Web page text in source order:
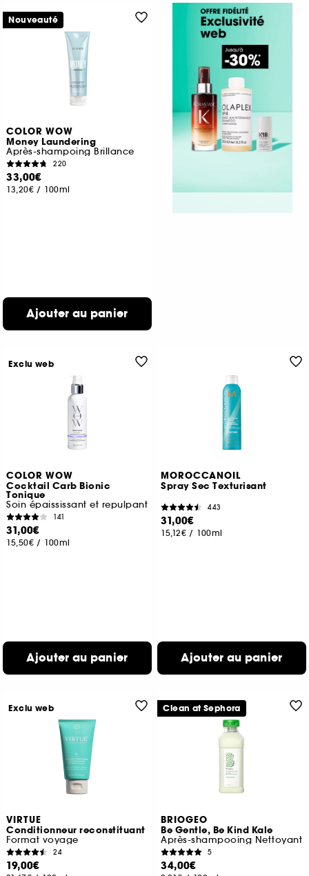
COLOR WOW
Money Laundering
Après-shampoing Brillance
220
33,00€
13,20€ / 100ml
Ajouter au panier
Nouveauté
COLOR WOW
Cocktail Carb Bionic
Tonique
Soin épaississant et repulpant
141
31,00€
15,50€ / 100ml
Ajouter au panier
Exclu web
MOROCCANOIL
Spray Sec Texturisant
443
31,00€
15,12€ / 100ml
Ajouter au panier
VIRTUE
Conditionneur reconstituant
Format voyage
24
19,00€
Exclu web
BRIOGEO
Be Gentle, Be Kind Kale
Après-shampooing Nettoyant
5
34,00€
Clean at Sephora